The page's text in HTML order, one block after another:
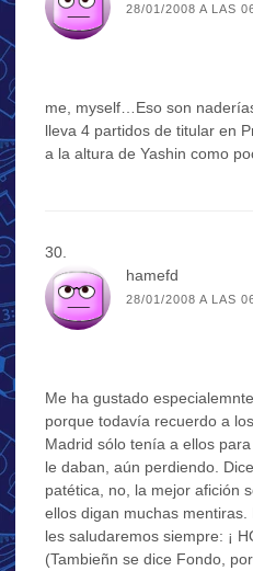
28/01/2008 A LAS
me, myself…Eso son
lleva 4 partidos de titular en
a la altura de Yashin como
hamefd
28/01/2008 A LAS
Me ha gustado
porque todavía recuerdo a
Madrid sólo tenía a ellos
le daban, aún perdiendo.
patética, no, la mejor afición
ellos digan muchas
les saludaremos siempre: ¡
(Tambieñn se dice Fondo,